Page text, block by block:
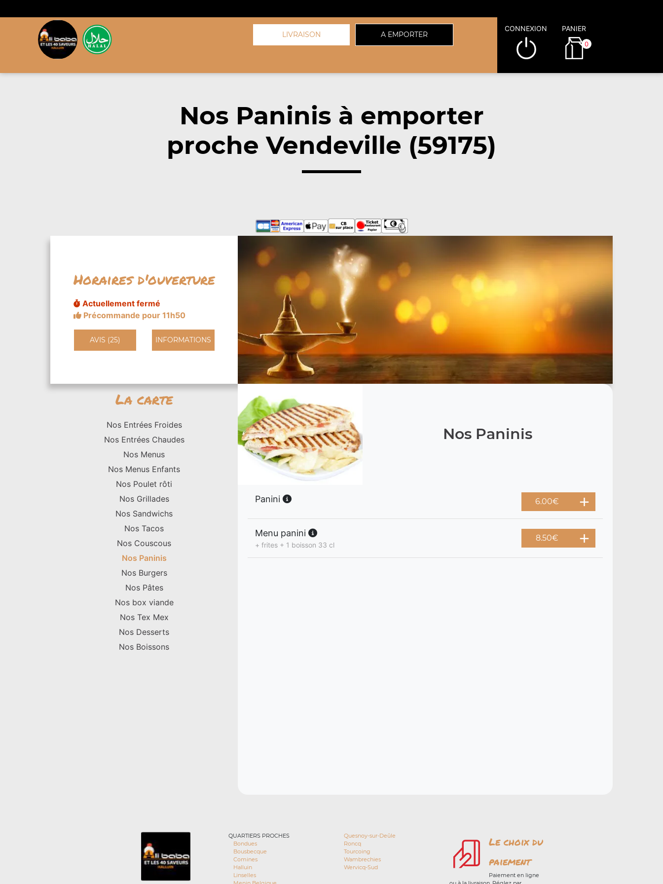
LIVRAISON A EMPORTER
CONNEXION PANIER
0
Nos Paninis à emporter
proche Vendeville (59175)
Horaires d'ouverture
Actuellement fermé
Précommande pour 11h50
AVIS (25) INFORMATIONS
La carte
Nos Entrées Froides
Nos Entrées Chaudes
Nos Menus
Nos Menus Enfants
Nos Poulet rôti
Nos Grillades
Nos Sandwichs
Nos Tacos
Nos Couscous
Nos Paninis
Nos Burgers
Nos Pâtes
Nos box viande
Nos Tex Mex
Nos Desserts
Nos Boissons
Nos Paninis
Panini 6.00€
Menu panini
+ frites + 1 boisson 33 cl
8.50€
QUARTIERS PROCHES
Bondues
Bousbecque
Comines
Halluin
Linselles
Quesnoy-sur-Deûle
Roncq
Tourcoing
Wambrechies
Wervicq-Sud
Le choix du
paiement
Paiement en ligne